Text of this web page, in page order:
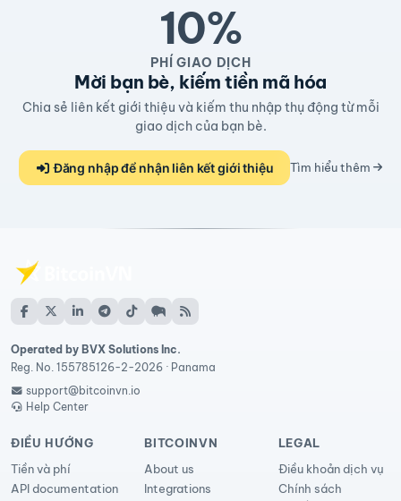
10%
PHÍ GIAO DỊCH
Mời bạn bè, kiếm tiền mã hóa
Chia sẻ liên kết giới thiệu và kiếm thu nhập thụ động từ mỗi
giao dịch của bạn bè.
Đăng nhập để nhận liên kết giới thiệu Tìm hiểu thêm
Operated by BVX Solutions Inc.
Reg. No. 155785126-2-2026 · Panama
support@bitcoinvn.io
Help Center
ĐIỀU HƯỚNG
Tiền và phí
API documentation
BITCOINVN
About us
Integrations
LEGAL
Điều khoản dịch vụ
Chính sách